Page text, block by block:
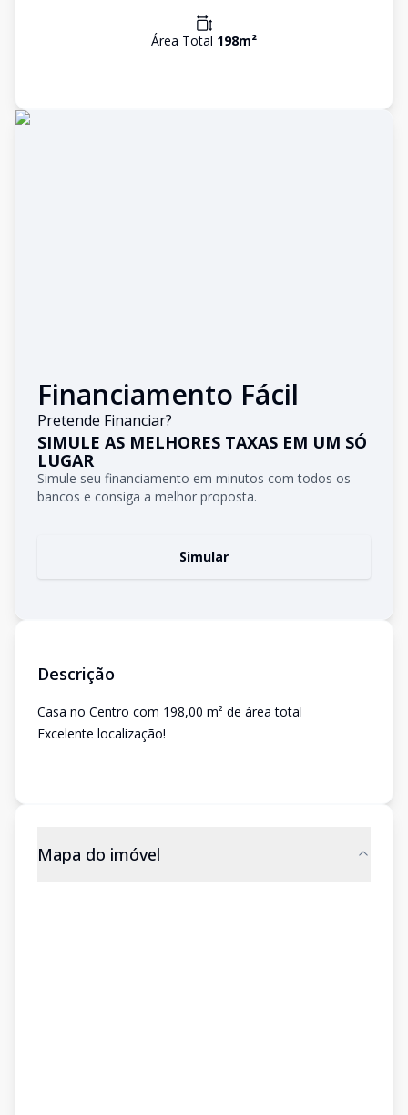
Área Total 198m²
Financiamento Fácil
Pretende Financiar?
SIMULE AS MELHORES TAXAS EM UM SÓ
LUGAR
Simule seu financiamento em minutos com todos os
bancos e consiga a melhor proposta.
Simular
Descrição
Casa no Centro com 198,00 m² de área total
Excelente localização!
Mapa do imóvel